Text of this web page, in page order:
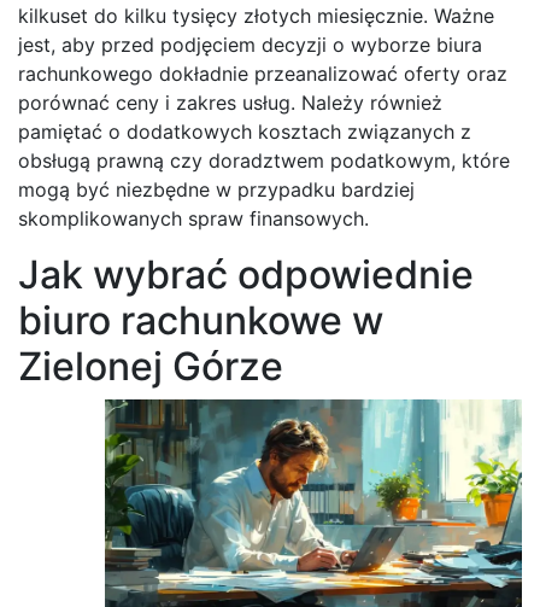
kilkuset do kilku tysięcy złotych miesięcznie. Ważne
jest, aby przed podjęciem decyzji o wyborze biura
rachunkowego dokładnie przeanalizować oferty oraz
porównać ceny i zakres usług. Należy również
pamiętać o dodatkowych kosztach związanych z
obsługą prawną czy doradztwem podatkowym, które
mogą być niezbędne w przypadku bardziej
skomplikowanych spraw finansowych.
Jak wybrać odpowiednie
biuro rachunkowe w
Zielonej Górze